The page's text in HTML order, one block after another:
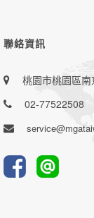
聯絡資訊
桃園市桃園區
02-77522508